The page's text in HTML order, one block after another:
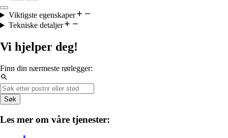
Viktigste egenskaper
Tekniske detaljer
Vi hjelper deg!
Finn din nærmeste rørlegger:
Søk
Les mer om våre tjenester: